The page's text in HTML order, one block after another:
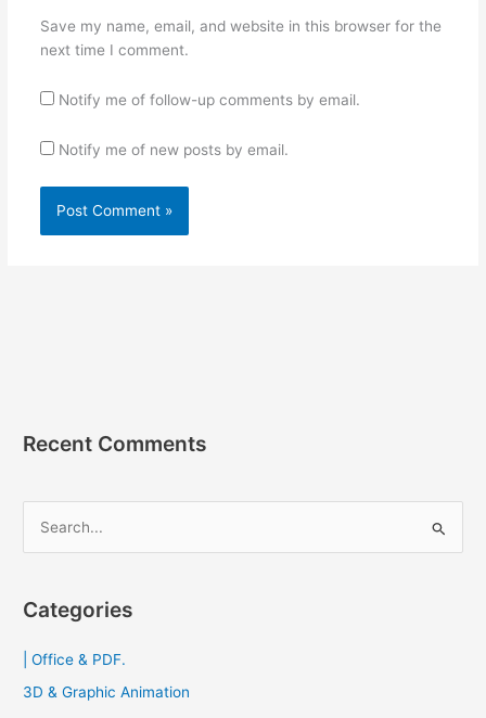
Save my name, email, and website in this browser for the
next time I comment.
Notify me of follow-up comments by email.
Notify me of new posts by email.
Recent Comments
r
f
Categories
| Office & PDF.
3D & Graphic Animation